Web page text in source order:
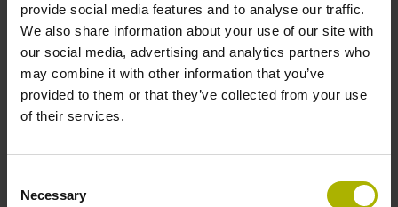
provide social media features and to analyse our traffic.
We also share information about your use of our site with
our social media, advertising and analytics partners who
may combine it with other information that you’ve
provided to them or that they’ve collected from your use
of their services.
Selection
Necessary
keine
Spannungsversorgung
5 V (+-10 %)
Kabellänge